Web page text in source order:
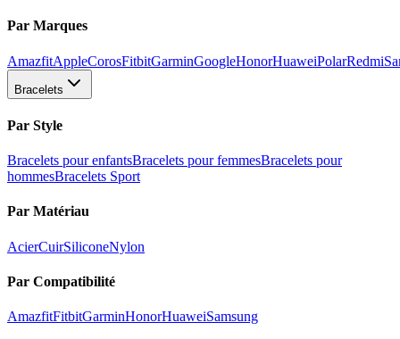
Par Marques
AmazfitAppleCorosFitbitGarminGoogleHonorHuaweiPolarRedmi
Bracelets
Par Style
Bracelets pour enfantsBracelets pour femmesBracelets pour
hommesBracelets Sport
Par Matériau
AcierCuirSiliconeNylon
Par Compatibilité
AmazfitFitbitGarminHonorHuaweiSamsung